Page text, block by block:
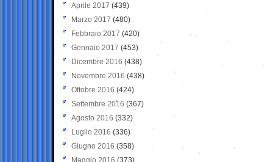
Aprile 2017 (439)
Marzo 2017 (480)
Febbraio 2017 (420)
Gennaio 2017 (453)
Dicembre 2016 (438)
Novembre 2016 (438)
Ottobre 2016 (424)
Settembre 2016 (367)
Agosto 2016 (332)
Luglio 2016 (336)
Giugno 2016 (358)
Maggio 2016 (373)